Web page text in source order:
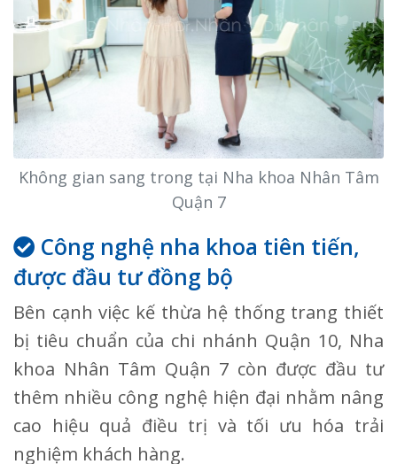
Không gian sang trong tại Nha khoa Nhân Tâm
Quận 7
Công nghệ nha khoa tiên tiến,
được đầu tư đồng bộ
Bên cạnh việc kế thừa hệ thống trang thiết
bị tiêu chuẩn của chi nhánh Quận 10, Nha
khoa Nhân Tâm Quận 7 còn được đầu tư
thêm nhiều công nghệ hiện đại nhằm nâng
cao hiệu quả điều trị và tối ưu hóa trải
nghiệm khách hàng.